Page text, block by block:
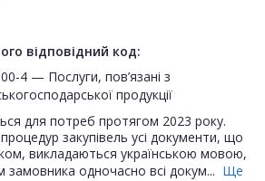
відповідний код:
4 — Послуги, пов’язані з
продукції
для потреб протягом 2023 року.
закупівель усі документи, що
викладаються українською мовою,
замовника одночасно всі докум... Ще